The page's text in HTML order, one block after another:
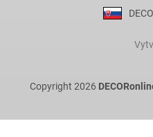
Copyright 2026